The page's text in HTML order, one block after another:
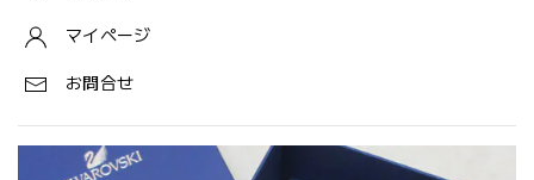
マイページ
お問合せ